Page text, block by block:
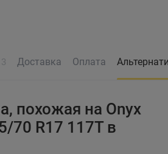
3 Доставка Оплата
похожая на Onyx
70 R17 117T в